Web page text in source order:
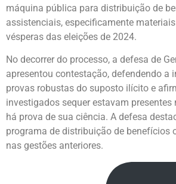
máquina pública para distribuição de
assistenciais, especificamente
vésperas das eleições de 2024.
No decorrer do processo, a defesa de
apresentou contestação, defendendo a
provas robustas do suposto ilícito e
investigados sequer estavam presentes
há prova de sua ciência. A defesa
programa de distribuição de benefícios
nas gestões anteriores.